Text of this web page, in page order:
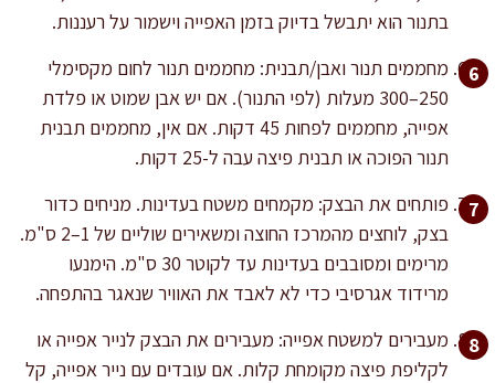
בתנור הוא יתבשל בדיוק בזמן האפייה וישמור על רעננות.
מחממים תנור ואבן/תבנית: מחממים תנור לחום מקסימלי
250–300 מעלות (לפי התנור). אם יש אבן שמוט או פלדת
אפייה, מחממים לפחות 45 דקות. אם אין, מחממים תבנית
תנור הפוכה או תבנית פיצה עבה ל-25 דקות.
פותחים את הבצק: מקמחים משטח בעדינות. מניחים כדור
בצק, לוחצים מהמרכז החוצה ומשאירים שוליים של 1–2 ס"מ.
מרימים ומסובבים בעדינות עד לקוטר 30 ס"מ. הימנעו
מרידוד אגרסיבי כדי לא לאבד את האוויר שנאגר בהתפחה.
מעבירים למשטח אפייה: מעבירים את הבצק לנייר אפייה או
לקליפת פיצה מקומחת קלות. אם עובדים עם נייר אפייה, קל